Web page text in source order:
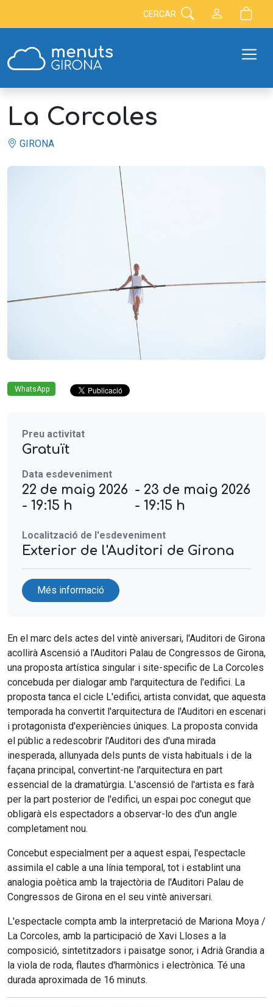
CERCAR
La Corcoles
GIRONA
WhatsApp
Preu activitat
Gratuït
Data esdeveniment
22 de maig 2026
- 19:15 h
- 23 de maig 2026
- 19:15 h
Localització de l'esdeveniment
Exterior de l'Auditori de Girona
Més informació
En el marc dels actes del vintè aniversari, l'Auditori de Girona
acollirà Ascensió a l'Auditori Palau de Congressos de Girona,
una proposta artística singular i site-specific de La Corcoles
concebuda per dialogar amb l'arquitectura de l'edifici. La
proposta tanca el cicle L'edifici, artista convidat, que aquesta
temporada ha convertit l'arquitectura de l'Auditori en escenari
i protagonista d'experiències úniques. La proposta convida
el públic a redescobrir l'Auditori des d'una mirada
inesperada, allunyada dels punts de vista habituals i de la
façana principal, convertint-ne l'arquitectura en part
essencial de la dramatúrgia. L'ascensió de l'artista es farà
per la part posterior de l'edifici, un espai poc conegut que
obligarà els espectadors a observar-lo des d'un angle
completament nou.
Concebut especialment per a aquest espai, l'espectacle
assimila el cable a una línia temporal, tot i establint una
analogia poètica amb la trajectòria de l'Auditori Palau de
Congressos de Girona en el seu vintè aniversari.
L'espectacle compta amb la interpretació de Mariona Moya /
La Corcoles, amb la participació de Xavi Lloses a la
composició, sintetitzadors i paisatge sonor, i Adrià Grandia a
la viola de roda, flautes d'harmònics i electrònica. Té una
durada aproximada de 16 minuts.